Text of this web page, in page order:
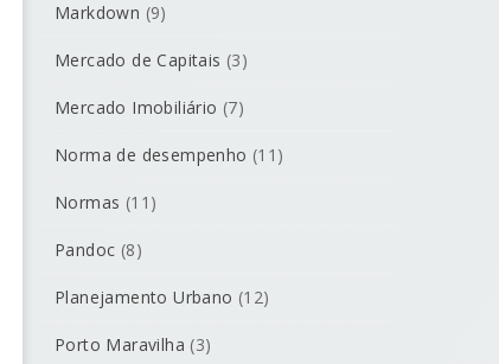
Markdown (9)
Mercado de Capitais (3)
Mercado Imobiliário (7)
Norma de desempenho (11)
Normas (11)
Pandoc (8)
Planejamento Urbano (12)
Porto Maravilha (3)